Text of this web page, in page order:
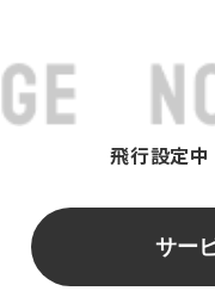
飛行設定中
サー